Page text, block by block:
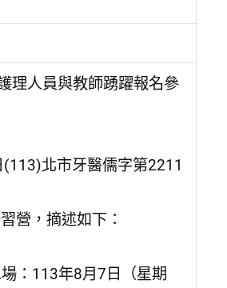
理人員與教師踴躍報名參
北市牙醫儒字第2211
營，摘述如下：
：113年8月7日（星期